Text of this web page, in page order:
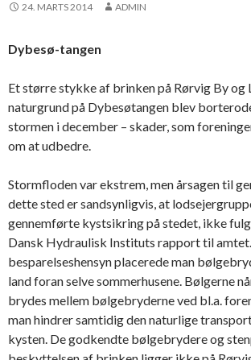
24. MARTS 2014 ADMIN
Dybesø-tangen
Et større stykke af brinken på Rørvig By og
naturgrund på Dybesøtangen blev
stormen i december – skader, som
om at udbedre.
Stormfloden var ekstrem, men årsagen til
dette sted er sandsynligvis, at
gennemførte kystsikring på stedet, ikke
Dansk Hydraulisk Instituts rapport til
besparelseshensyn placerede man
land foran selve sommerhusene. Bølgerne
brydes mellem bølgebryderne ved bl.a.
man hindrer samtidig den naturlige
kysten. De godkendte bølgebrydere og